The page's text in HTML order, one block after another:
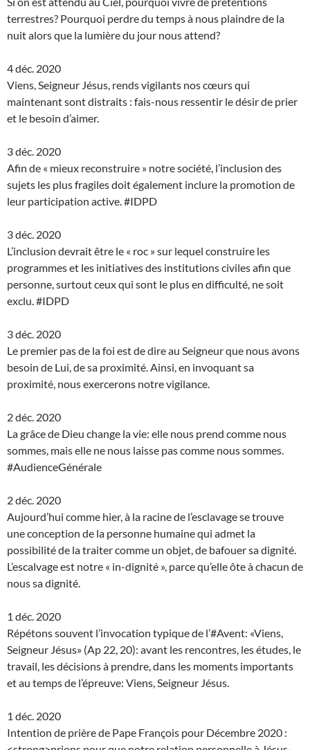
terrestres? Pourquoi perdre du temps à nous plaindre de la
nuit alors que la lumière du jour nous attend?
4 déc. 2020
Viens, Seigneur Jésus, rends vigilants nos cœurs qui
maintenant sont distraits : fais-nous ressentir le désir de prier
et le besoin d’aimer.
3 déc. 2020
Afin de « mieux reconstruire » notre société, l’inclusion des
sujets les plus fragiles doit également inclure la promotion de
leur participation active. #IDPD
3 déc. 2020
L’inclusion devrait être le « roc » sur lequel construire les
programmes et les initiatives des institutions civiles afin que
personne, surtout ceux qui sont le plus en difficulté, ne soit
exclu. #IDPD
3 déc. 2020
Le premier pas de la foi est de dire au Seigneur que nous avons
besoin de Lui, de sa proximité. Ainsi, en invoquant sa
proximité, nous exercerons notre vigilance.
2 déc. 2020
La grâce de Dieu change la vie: elle nous prend comme nous
sommes, mais elle ne nous laisse pas comme nous sommes.
#AudienceGénérale
2 déc. 2020
Aujourd’hui comme hier, à la racine de l’esclavage se trouve
une conception de la personne humaine qui admet la
possibilité de la traiter comme un objet, de bafouer sa dignité.
L’escalvage est notre « in-dignité », parce qu’elle ôte à chacun de
nous sa dignité.
1 déc. 2020
Répétons souvent l’invocation typique de l’#Avent: «Viens,
Seigneur Jésus» (Ap 22, 20): avant les rencontres, les études, le
travail, les décisions à prendre, dans les moments importants
et au temps de l’épreuve: Viens, Seigneur Jésus.
1 déc. 2020
Intention de prière de Pape François pour Décembre 2020 :